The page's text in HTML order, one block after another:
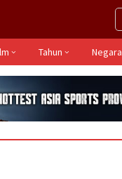
Tahun Negara